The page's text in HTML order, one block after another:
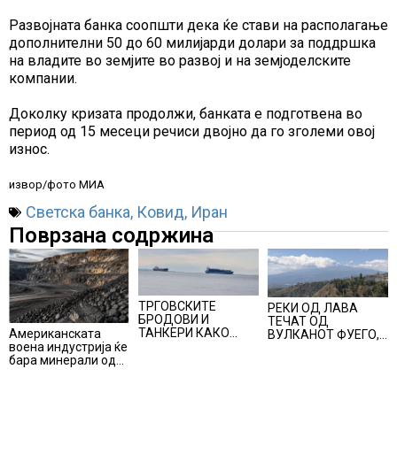
Развојната банка соопшти дека ќе стави на располагање
дополнителни 50 до 60 милијарди долари за поддршка
на владите во земјите во развој и на земјоделските
компании.
Доколку кризата продолжи, банката е подготвена во
период од 15 месеци речиси двојно да го зголеми овој
износ.
извор/фото МИА
Светска банка, Ковид, Иран
Поврзана содржина
Американската
воена индустрија ќе
бара минерали од
ТРГОВСКИТЕ
БРОДОВИ И
ТАНКЕРИ КАКО
РЕКИ ОД ЛАВА
ТЕЧАТ ОД
ВУЛКАНОТ ФУЕГО,